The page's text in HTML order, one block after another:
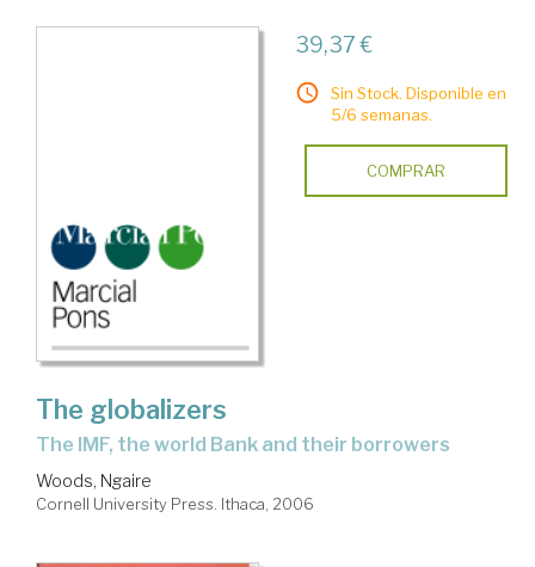
39,37 €
Sin Stock. Disponible en
5/6 semanas.
COMPRAR
The globalizers
the IMF, the world Bank and their borrowers
Woods, Ngaire
Cornell University Press. Ithaca, 2006